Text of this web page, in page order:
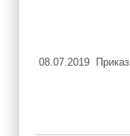
08.07.2019 Приказ